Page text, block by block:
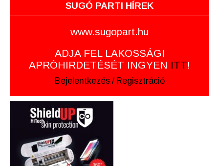
SUGÓ PARTI HÍREK
www.sugopart.hu
ADJA FEL LAKOSSÁGI
APRÓHIRDETÉSÉT INGYEN ITT!
Bejelentkezés / Regisztráció